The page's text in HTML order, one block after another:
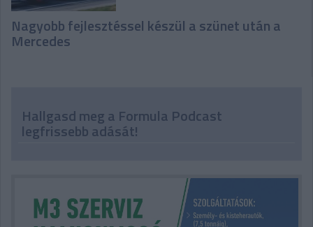
Nagyobb fejlesztéssel készül a szünet után a
Mercedes
Hallgasd meg a Formula Podcast
legfrissebb adását!